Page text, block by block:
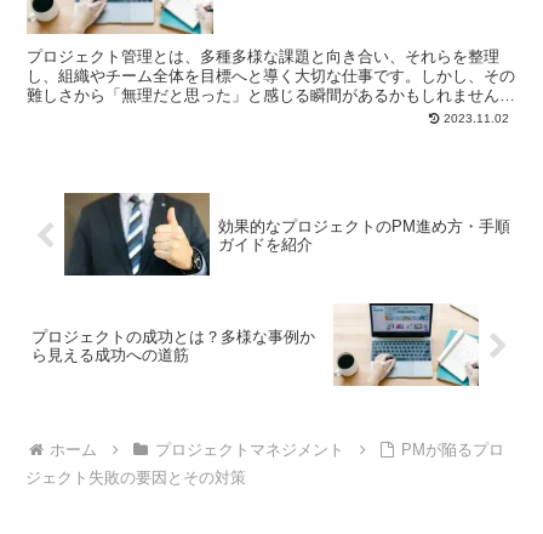
プロジェクト管理とは、多種多様な課題と向き合い、それらを整理
し、組織やチーム全体を目標へと導く大切な仕事です。しかし、その
難しさから「無理だと思った」と感じる瞬間があるかもしれません。
そんなとき、どう対処すればよいのでしょうか。 1. 「無...2023.11.02
効果的なプロジェクトのPM進め方・手順
ガイドを紹介
プロジェクトの成功とは？多様な事例か
ら見える成功への道筋
ホーム プロジェクトマネジメント
PMが陥るプロ
ジェクト失敗の要因とその対策